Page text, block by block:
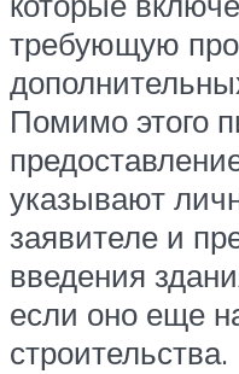
требующую
Помимо этого
указывают
заявителе и
введения
если оно еще
строительства.